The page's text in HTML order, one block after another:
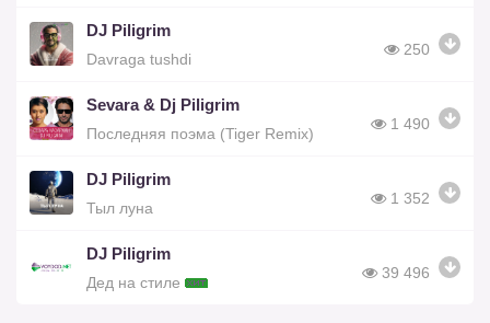
DJ Piligrim
Davraga tushdi
250
Sevara & Dj Piligrim
Последняя поэма (Tiger Remix)
1 490
DJ Piligrim
Тыл луна
1 352
DJ Piligrim
Дед на стиле
39 496